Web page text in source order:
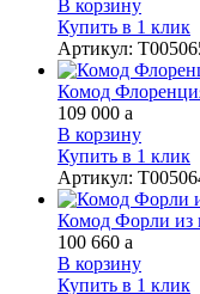
В корзину
Купить в 1 клик
Артикул:
Комод
109 000 a
В корзину
Купить в 1 клик
Артикул:
Комод Форли из
100 660 a
В корзину
Купить в 1 клик